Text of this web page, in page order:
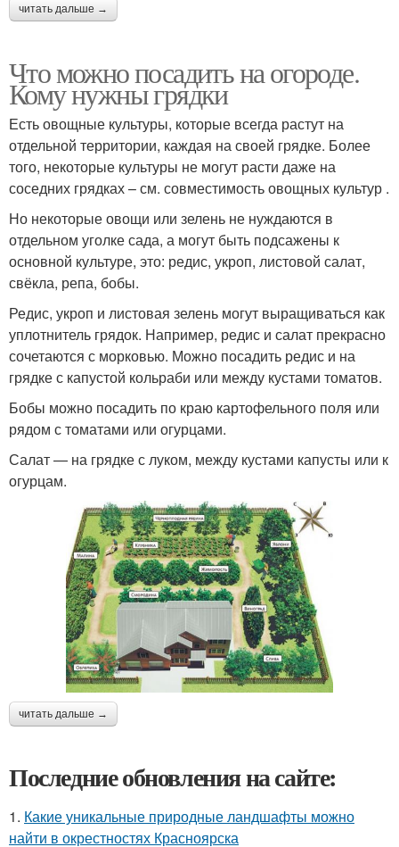
читать дальше →
Что можно посадить на огороде.
Кому нужны грядки
Есть овощные культуры, которые всегда растут на
отдельной территории, каждая на своей грядке. Более
того, некоторые культуры не могут расти даже на
соседних грядках – см. совместимость овощных культур .
Но некоторые овощи или зелень не нуждаются в
отдельном уголке сада, а могут быть подсажены к
основной культуре, это: редис, укроп, листовой салат,
свёкла, репа, бобы.
Редис, укроп и листовая зелень могут выращиваться как
уплотнитель грядок. Например, редис и салат прекрасно
сочетаются с морковью. Можно посадить редис и на
грядке с капустой кольраби или между кустами томатов.
Бобы можно посадить по краю картофельного поля или
рядом с томатами или огурцами.
Салат — на грядке с луком, между кустами капусты или к
огурцам.
читать дальше →
Последние обновления на сайте:
1. Какие уникальные природные ландшафты можно
найти в окрестностях Красноярска